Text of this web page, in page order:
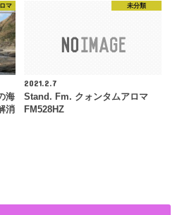
マ
海
消
未分類
2021.2.7
Stand. Fm. クォンタムアロマ
FM528HZ